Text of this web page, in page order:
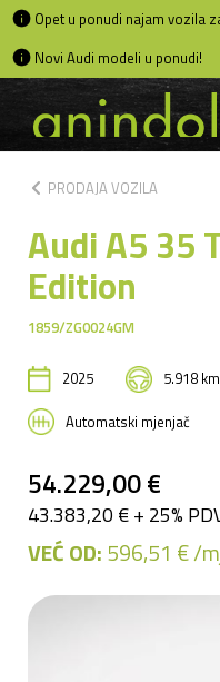
Opet u ponudi najam vozila
Novi Audi modeli u ponudi!
chevron_left PRODAJA VOZILA
Audi A5 35
Edition
1859/ZG0024GM
2025 5.918 km
Automatski mjenjač
54.229,00 €
43.383,20 € + 25%
VEĆ OD: 596,51 € /